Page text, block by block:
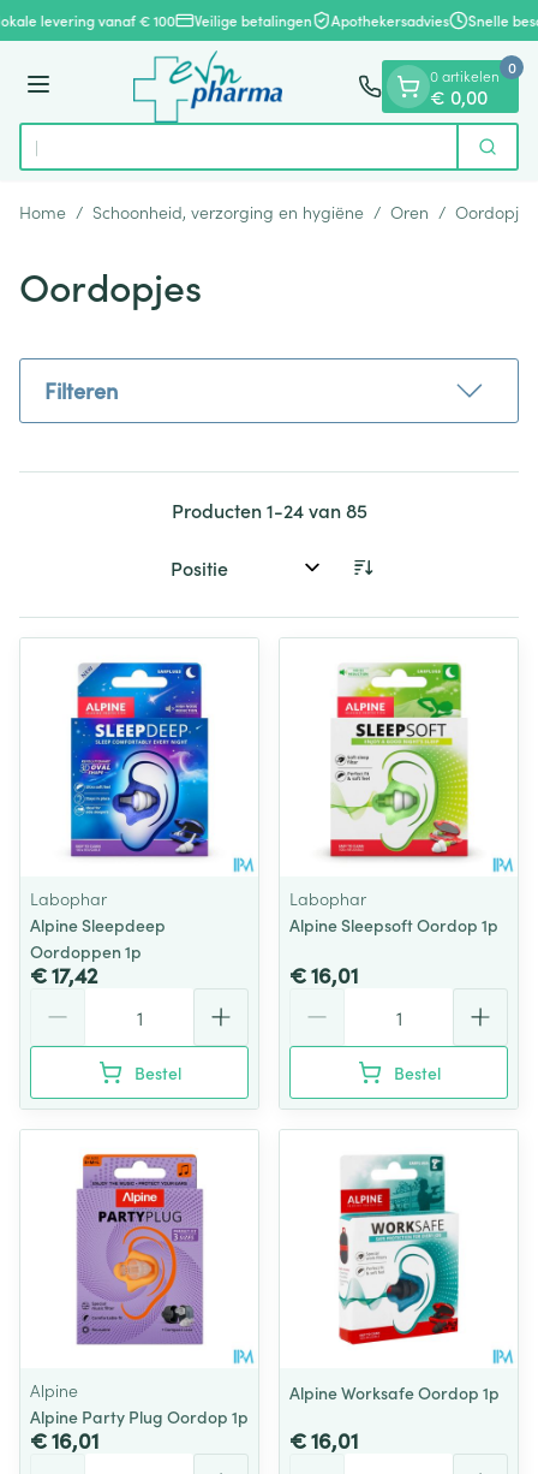
Ga naar de inhoud
1 van 1
levering vanaf € 100 Veilige betalingen Apothekersadvies Snelle
Menu
Product, merk, categorie...
Vind Zoek
0 artikelen
€ 0,00
0
Home / Schoonheid, verzorging en hygiëne / Oren / Oordopjes
Oordopjes
Filteren
Producten1-24van85
Sorteer op:
Labophar
Alpine Sleepdeep
Oordoppen 1p
€ 17,42
Bestel
Labophar
Alpine Sleepsoft Oordop 1p
€ 16,01
Bestel
Alpine
Alpine Party Plug Oordop 1p
€ 16,01
Alpine Worksafe Oordop 1p
€ 16,01